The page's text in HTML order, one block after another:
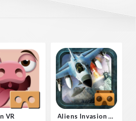
VR Aliens Invasion VR